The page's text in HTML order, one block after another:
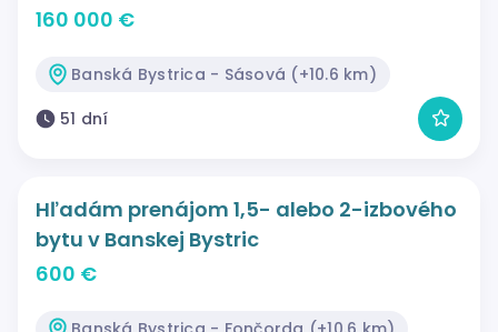
160 000 €
Banská Bystrica - Sásová (+10.6 km)
51 dní
Hľadám prenájom 1,5- alebo 2-izbového
bytu v Banskej Bystric
600 €